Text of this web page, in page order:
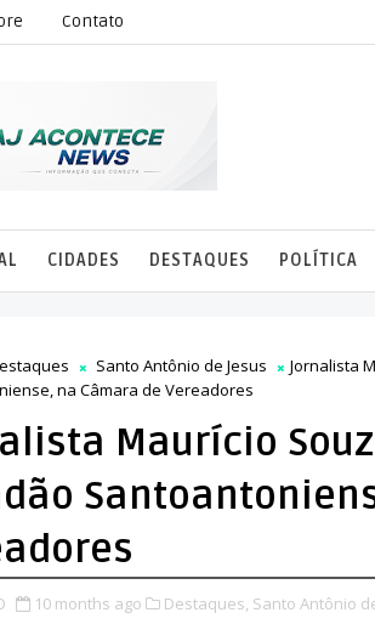
Contato
CIDADES DESTAQUES POLÍTICA
Santo Antônio de Jesus
Jornalista
na Câmara de Vereadores
Maurício
10 months ago Destaques, Santo Antônio